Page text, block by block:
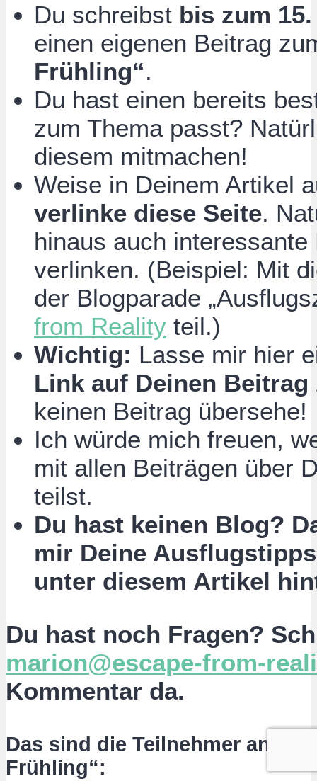
Du schreibst bis zum
einen eigenen Beitrag
Frühling“.
Du hast einen bereits
zum Thema passt?
diesem mitmachen!
Weise in Deinem Artikel
verlinke diese Seite.
hinaus auch
verlinken. (Beispiel: Mit
der Blogparade
from Reality teil.)
Wichtig: Lasse mir hier
Link auf Deinen Beitrag
keinen Beitrag übersehe!
Ich würde mich freuen,
mit allen Beiträgen über
teilst.
Du hast keinen Blog?
mir Deine
unter diesem Artikel
Du hast noch Fragen?
marion@escape-from-
Kommentar da.
Das sind die Teilnehmer an
Frühling“: